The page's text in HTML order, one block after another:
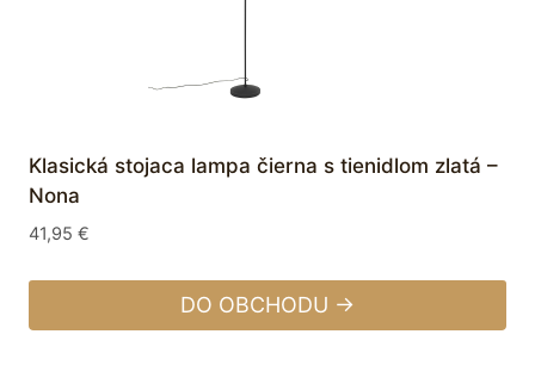
Klasická stojaca lampa čierna s tienidlom zlatá –
Nona
41,95 €
DO OBCHODU →